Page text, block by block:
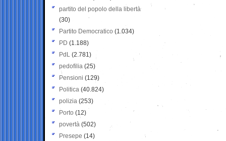
partito del popolo della libertà
(30)
Partito Democratico (1.034)
PD (1.188)
PdL (2.781)
pedofilia (25)
Pensioni (129)
Politica (40.824)
polizia (253)
Porto (12)
povertà (502)
Presepe (14)